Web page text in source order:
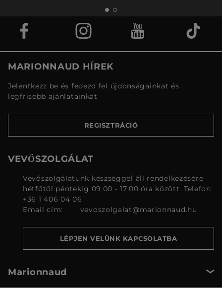
MARIONNAUD HÍREK
Jelentkezz be és fedezd fel újdonságainkat és
legfrisebb ajánlatainkat
REGISZTRÁCIÓ
VEVŐSZOLGÁLAT
Vevőszolgálatunk készséggel áll rendelkezésére
hétfőtől péntekig 09:00 - 17:00 óra között. Telefon:
+36 1 406 04 06
Email cím:
vevoszolgalat@marionnaud.hu
LÉPJEN VELÜNK KAPCSOLATBA
Marionnaud